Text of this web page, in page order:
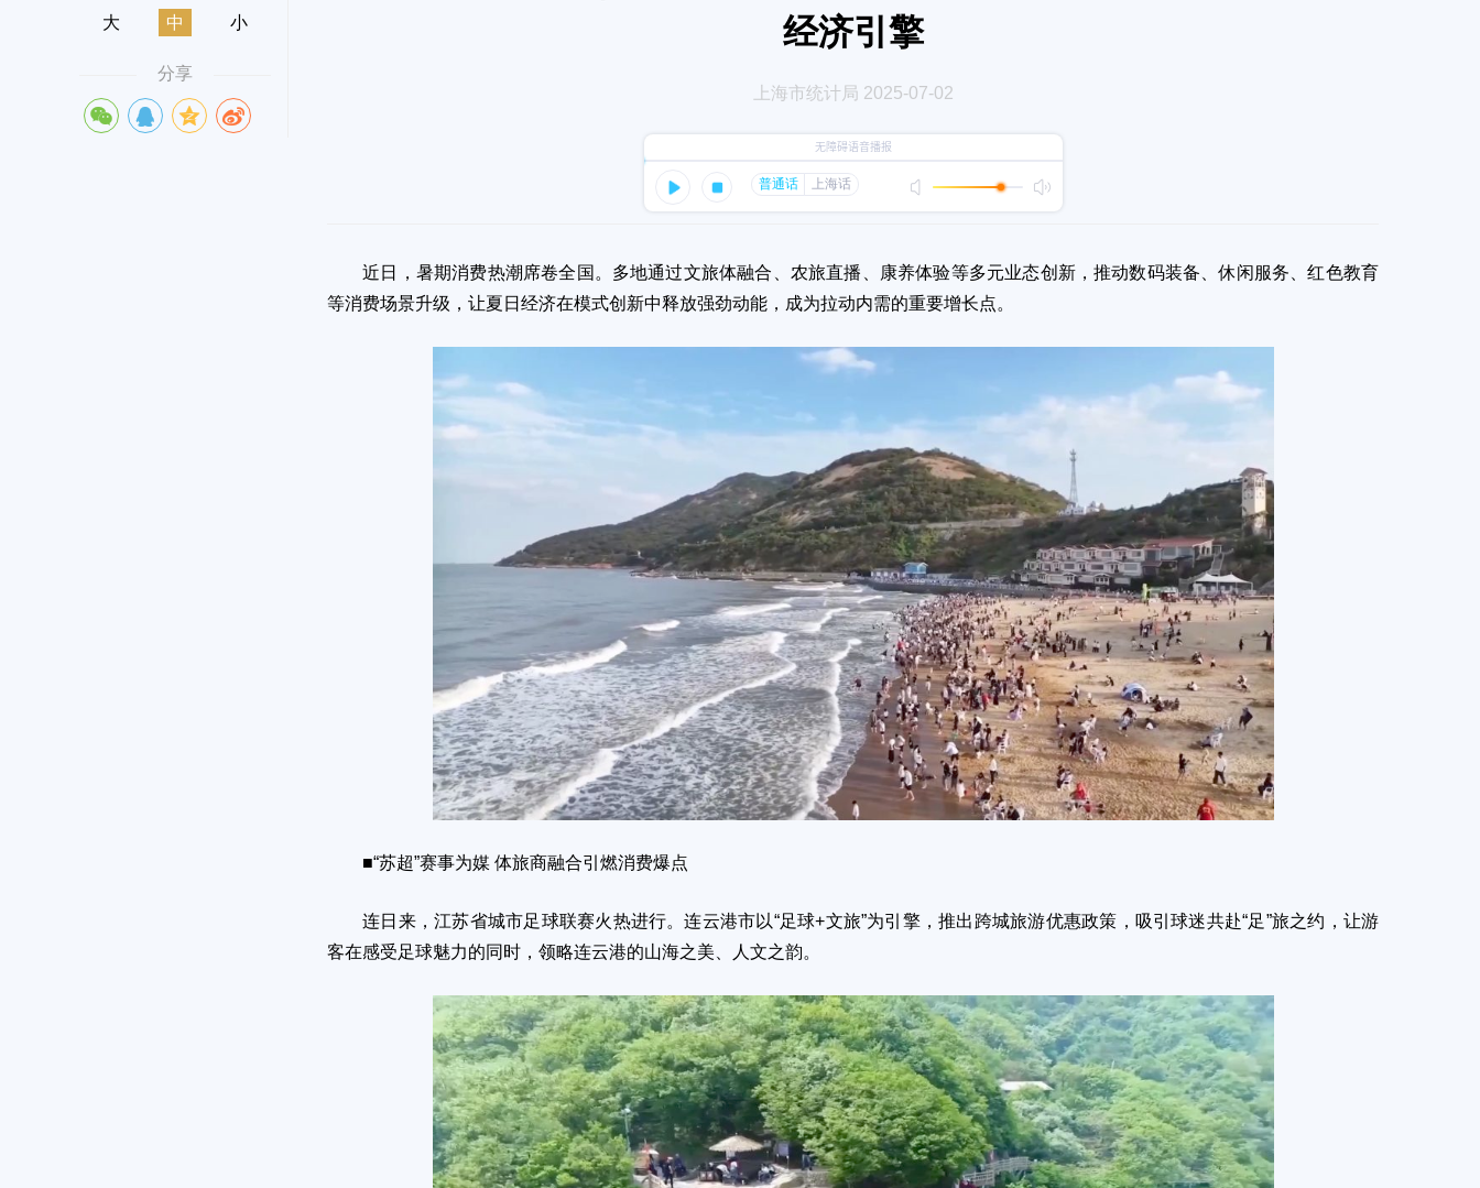
大 中 小
分享
经济引擎
上海市统计局 2025-07-02
近日，暑期消费热潮席卷全国。多地通过文旅体融合、农旅直播、康养体验等多元业态创新，推动数码装备、休闲服务、红色教育
等消费场景升级，让夏日经济在模式创新中释放强劲动能，成为拉动内需的重要增长点。
■“苏超”赛事为媒 体旅商融合引燃消费爆点
连日来，江苏省城市足球联赛火热进行。连云港市以“足球+文旅”为引擎，推出跨城旅游优惠政策，吸引球迷共赴“足”旅之约，让游
客在感受足球魅力的同时，领略连云港的山海之美、人文之韵。